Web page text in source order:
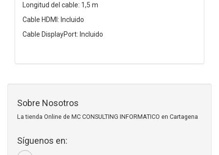
Longitud del cable: 1,5 m
Cable HDMI: Incluido
Cable DisplayPort: Incluido
Sobre Nosotros
La tienda Online de MC CONSULTING INFORMATICO en Cartagena
Síguenos en: